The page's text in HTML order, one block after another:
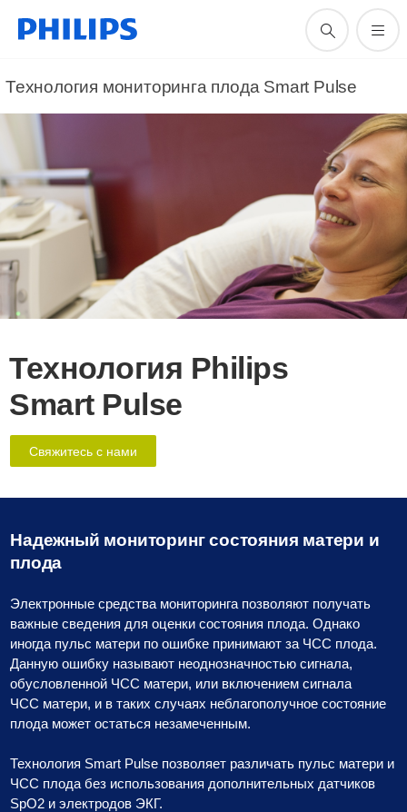
Технология мониторинга плода Smart Pulse
Технология Philips
Smart Pulse
Свяжитесь с нами
Надежный мониторинг состояния матери и
плода
Электронные средства мониторинга позволяют получать
важные сведения для оценки состояния плода. Однако
иногда пульс матери по ошибке принимают за ЧСС плода.
Данную ошибку называют неоднозначностью сигнала,
обусловленной ЧСС матери, или включением сигнала
ЧСС матери, и в таких случаях неблагополучное состояние
плода может остаться незамеченным.
Технология Smart Pulse позволяет различать пульс матери и
ЧСС плода без использования дополнительных датчиков
SpO2 и электродов ЭКГ.